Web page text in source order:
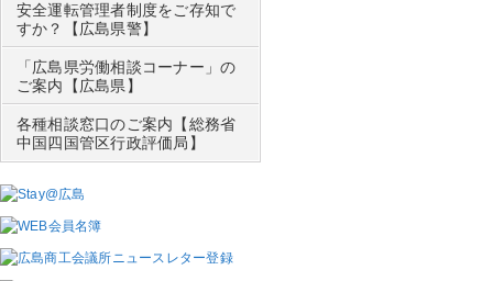
安全運転管理者制度をご存知で
すか？【広島県警】
「広島県労働相談コーナー」の
ご案内【広島県】
各種相談窓口のご案内【総務省
中国四国管区行政評価局】